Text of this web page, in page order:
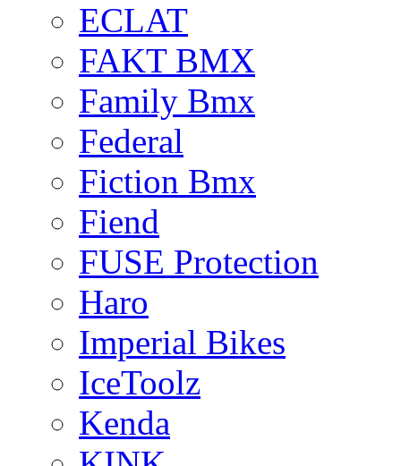
ECLAT
FAKT BMX
Family Bmx
Federal
Fiction Bmx
Fiend
FUSE Protection
Haro
Imperial Bikes
IceToolz
Kenda